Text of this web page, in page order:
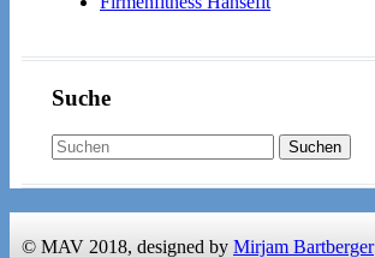
Suche
© MAV 2018, designed by Mirjam Bartberger